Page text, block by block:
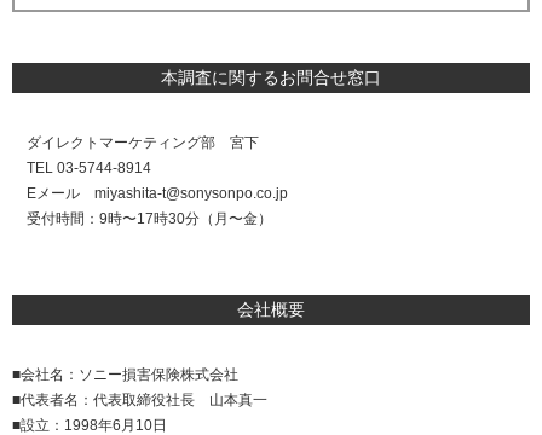
本調査に関するお問合せ窓口
ダイレクトマーケティング部 宮下
TEL 03-5744-8914
Eメール miyashita-t@sonysonpo.co.jp
受付時間：9時〜17時30分（月〜金）
会社概要
■会社名：ソニー損害保険株式会社
■代表者名：代表取締役社長 山本真一
■設立：1998年6月10日